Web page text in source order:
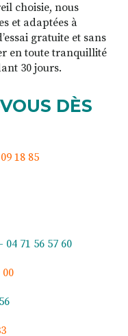
choisie, nous
et adaptées à
gratuite et sans
en toute tranquillité
30 jours.
DÈS
18 85
71 56 57 60
00